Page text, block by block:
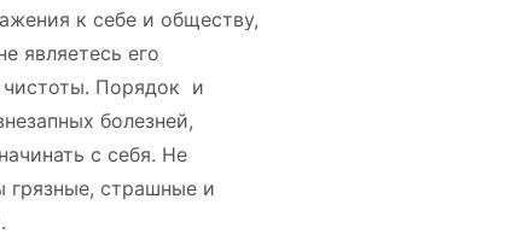
к себе и обществу,
являетесь его
чистоты. Порядок и
болезней,
с себя. Не
грязные, страшные и